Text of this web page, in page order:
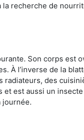
recherche de
Son corps est
À l’inverse de la
des
est aussi un
journée.